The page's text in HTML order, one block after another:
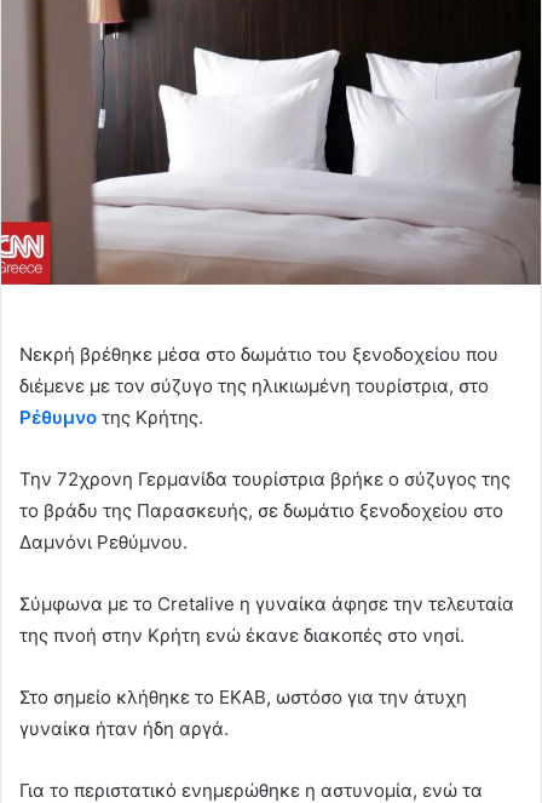
Νεκρή βρέθηκε μέσα στο δωμάτιο του ξενοδοχείου που
διέμενε με τον σύζυγο της ηλικιωμένη τουρίστρια, στο
Ρέθυμνο της Κρήτης.
Την 72χρονη Γερμανίδα τουρίστρια βρήκε ο σύζυγος της
το βράδυ της Παρασκευής, σε δωμάτιο ξενοδοχείου στο
Δαμνόνι Ρεθύμνου.
Σύμφωνα με το Cretalive η γυναίκα άφησε την τελευταία
της πνοή στην Κρήτη ενώ έκανε διακοπές στο νησί.
Στο σημείο κλήθηκε το ΕΚΑΒ, ωστόσο για την άτυχη
γυναίκα ήταν ήδη αργά.
Για το περιστατικό ενημερώθηκε η αστυνομία, ενώ τα